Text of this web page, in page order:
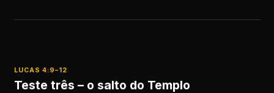
LUCAS 4:9–12
Teste três – o salto do Templo